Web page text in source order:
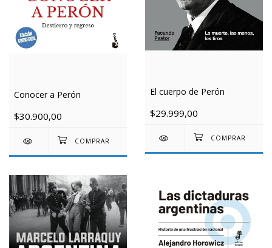
Conocer a Perón
$30.900,00
El cuerpo de Perón
$29.999,00